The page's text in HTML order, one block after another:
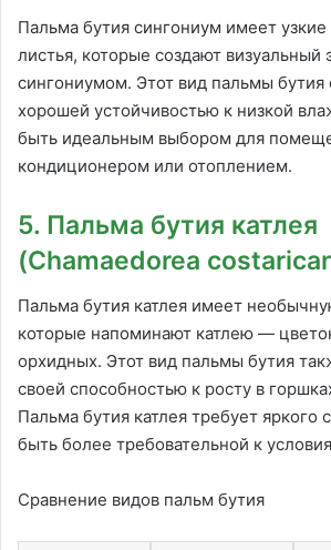
Пальма бутия сингониум имеет
листья, которые создают визуальный
сингониумом. Этот вид пальмы бутия
хорошей устойчивостью к низкой
быть идеальным выбором для
кондиционером или отоплением.
5. Пальма бутия катлея
(Chamaedorea
Пальма бутия катлея имеет
которые напоминают катлею —
орхидных. Этот вид пальмы бутия
своей способностью к росту в
Пальма бутия катлея требует яркого
быть более требовательной к
Сравнение видов пальм бутия